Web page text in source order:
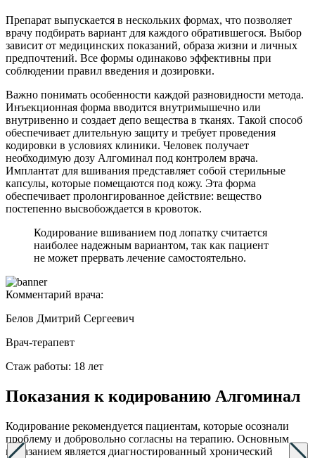
Препарат выпускается в нескольких формах, что позволяет
врачу подбирать вариант для каждого обратившегося. Выбор
зависит от медицинских показаний, образа жизни и личных
предпочтений. Все формы одинаково эффективны при
соблюдении правил введения и дозировки.
Важно понимать особенности каждой разновидности метода.
Инъекционная форма вводится внутримышечно или
внутривенно и создает депо вещества в тканях. Такой способ
обеспечивает длительную защиту и требует проведения
кодировки в условиях клиники. Человек получает
необходимую дозу Алгоминал под контролем врача.
Имплантат для вшивания представляет собой стерильные
капсулы, которые помещаются под кожу. Эта форма
обеспечивает пролонгированное действие: вещество
постепенно высвобождается в кровоток.
Кодирование вшиванием под лопатку считается
наиболее надежным вариантом, так как пациент
не может прервать лечение самостоятельно.
Комментарий врача:
Белов Дмитрий Сергеевич
Врач-терапевт
Стаж работы: 18 лет
Показания к кодированию Алгоминал
Кодирование рекомендуется пациентам, которые осознали
проблему и добровольно согласны на терапию. Основным
показанием является диагностированный хронический